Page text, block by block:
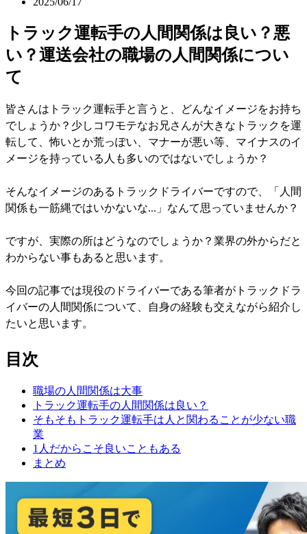
トラック運転手の人間関係は良い？悪
い？運送会社の職場の人間関係につい
て
皆さんはトラック運転手と言うと、どんなイメージをお持ち
でしょうか？少しコワモテなお兄さんが大きなトラックを運
転して、怖いとか荒っぽい、マナーが悪い等、マイナスのイ
メージを持っている人も多いのではないでしょうか？
そんなイメージのあるトラックドライバーですので、「人間
関係も一筋縄ではいかないな...」なんて思っていませんか？
ですが、実際の所はどうなのでしょうか？業界の外からだと
わからない事もあると思います。
今回の記事では現役のドライバーである筆者がトラックドラ
イバーの人間関係について、自身の経験も交えながら紹介し
たいと思います。
目次
職場の人間関係は大事
トラック運転手の人間関係は良い？
そもそもトラック運転手は人と関わることが少ない職
業
1人だからこそ良いこともある
まとめ